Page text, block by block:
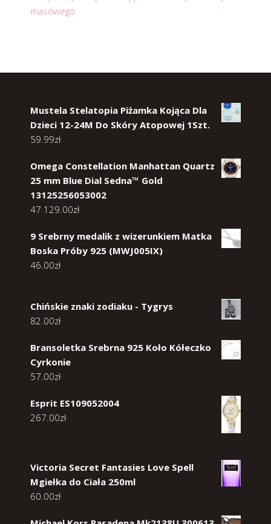
masowego
Mustela Stelatopia Piżamka Kojąca Dla
Dzieci 12-24M Do Skóry Atopowej 1Szt.
59.99zł
Omega Constellation Manhattan Quartz
25 mm Blue Dial Sedna™ Gold
13125256053002
47 129.00zł
9 Srebrny medalik z wizerunkiem Matka
Boska Próby 925 (MWJ005IX)
46.00zł
Chińskie znaki zodiaku - Tygrys
82.00zł
Bransoletka Srebrna 925 Koło Kółeczko
Cyrkonie
57.00zł
Esprit ES109052004
267.00zł
Victoria Secret Fantasies Love Spell
Mgiełka do Ciała 250ml
60.00zł